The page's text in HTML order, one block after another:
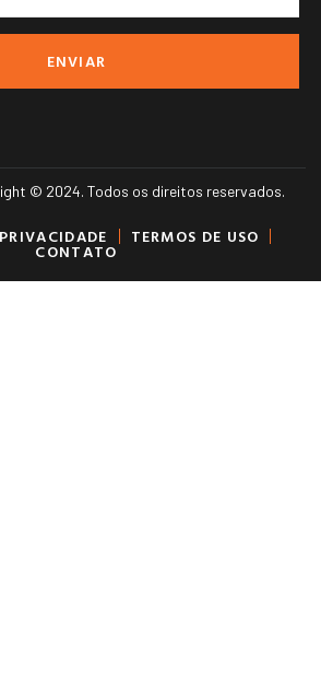
ENVIAR
© 2024. Todos os direitos reservados.
TERMOS DE USO
CONTATO